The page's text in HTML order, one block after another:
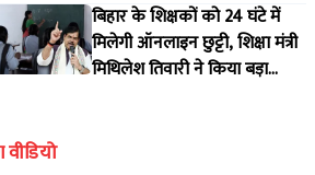
बिहार के शिक्षकों को 24 घंटे में
मिलेगी ऑनलाइन छुट्टी, शिक्षा मंत्री
मिथिलेश तिवारी ने किया बड़ा
वीडियो